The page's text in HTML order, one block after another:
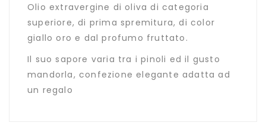
Olio extravergine di oliva di categoria
superiore, di prima spremitura, di color
giallo oro e dal profumo fruttato.
Il suo sapore varia tra i pinoli ed il gusto
mandorla, confezione elegante adatta ad
un regalo